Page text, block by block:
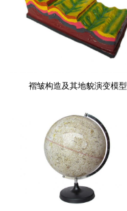
褶皱构造及其地貌演变模型